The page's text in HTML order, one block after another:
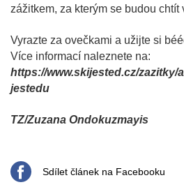
zážitkem, za kterým se budou chtít
Vyrazte za ovečkami a užijte si
Více informací naleznete na:
https://www.skijested.cz/zazitky/
jestedu
TZ/Zuzana Ondokuzmayis
Sdílet článek na Facebooku